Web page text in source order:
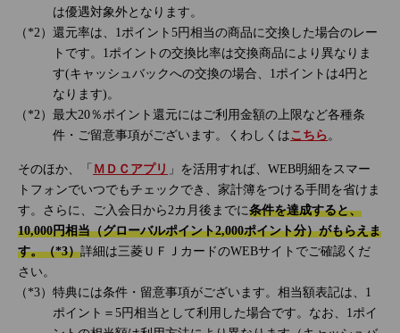
は優遇対象外となります。
還元率は、1ポイント5円相当の商品に交換した場合のレー
トです。1ポイントの交換比率は交換商品により異なりま
す(キャッシュバックへの交換の場合、1ポイントは4円と
なります)。
最大20％ポイント還元にはご利用金額の上限など各種条
件・ご留意事項がございます。くわしくはこちら。
そのほか、「 ＭＤＣアプリ 」を活用すれば、WEB明細をスマー
トフォンでいつでもチェックでき、家計簿をつける手間を省けま
す。さらに、ご入会日から2カ月後までに条件を達成すると、
10,000円相当（グローバルポイント2,000ポイント分）がもらえま
す。（*3）詳細は三菱ＵＦＪカードのWEBサイトでご確認くだ
さい。
特典には条件・留意事項がございます。相当額表記は、1
ポイント＝5円相当として利用した場合です。なお、1ポイ